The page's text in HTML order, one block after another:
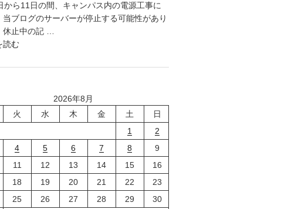
から11日の間、キャンパス内の電源工事に
当ブログのサーバーが停止する可能性があり
休止中の記 …
読む
2026年8月
火 水 木 金 土
日
1
2
4 5 6 7 8
9
11 12 13 14 15
16
18 19 20 21 22
23
25 26 27 28 29
30